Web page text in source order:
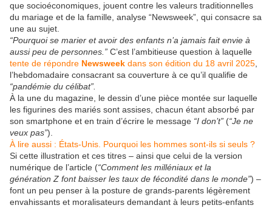
que socioéconomiques, jouent contre les valeurs traditionnelles
du mariage et de la famille, analyse “Newsweek”, qui consacre sa
une au sujet.
“Pourquoi se marier et avoir des enfants n’a jamais fait envie à
aussi peu de personnes.” C’est l’ambitieuse question à laquelle
tente de répondre Newsweek dans son édition du 18 avril 2025
l’hebdomadaire consacrant sa couverture à ce qu’il qualifie de
“pandémie du célibat”.
À la une du magazine, le dessin d’une pièce montée sur laquelle
les figurines des mariés sont assises, chacun étant absorbé par
son smartphone et en train d’écrire le message “I don’t” (“Je ne
veux pas”).
À lire aussi : États-Unis. Pourquoi les hommes sont-ils si seuls ?
Si cette illustration et ces titres – ainsi que celui de la version
numérique de l’article (“Comment les milléniaux et la
génération Z font baisser les taux de fécondité dans le monde”) –
font un peu penser à la posture de grands-parents légèrement
envahissants et moralisateurs demandant à leurs petits-enfants